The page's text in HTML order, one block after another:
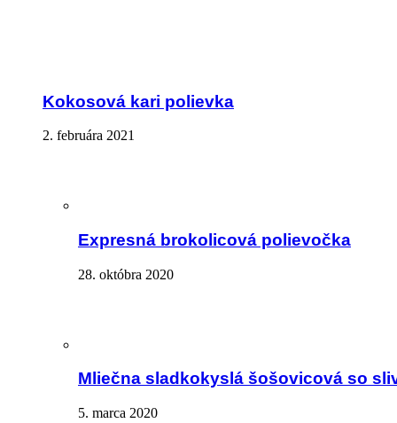
Kokosová kari polievka
2. februára 2021
Expresná brokolicová polievočka
28. októbra 2020
Mliečna sladkokyslá šošovicová so
5. marca 2020